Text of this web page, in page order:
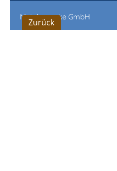
Metabowerke GmbH
Zurück